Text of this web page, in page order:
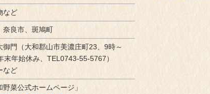
など
奈良市、斑鳩町
御門（大和郡山市美濃庄町23、9時～
末年始休み、TEL0743-55-5767）
など
野菜公式ホームページ」